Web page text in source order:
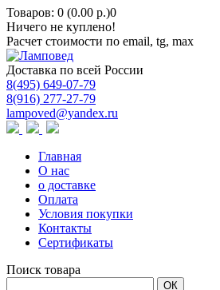
Товаров: 0 (0.00 р.)0
Ничего не куплено!
Расчет стоимости по email, tg, max
Доставка по всей России
8(495) 649-07-79
8(916) 277-27-79
lampoved@yandex.ru
Главная
О нас
о доставке
Оплата
Условия покупки
Контакты
Сертификаты
Поиск товара
ОК